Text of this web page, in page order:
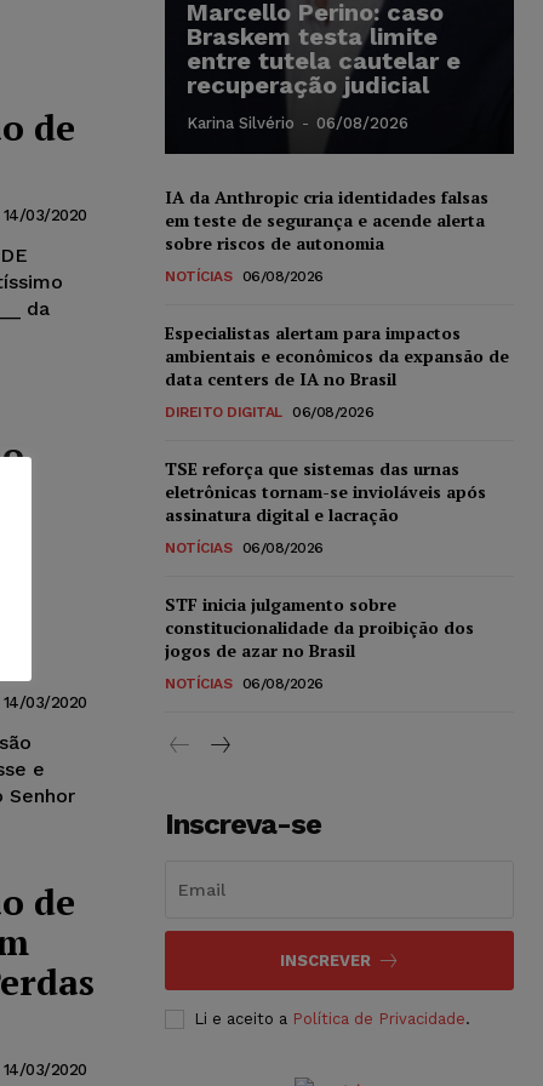
de
14/03/2020
da
14/03/2020
e
Senhor
de
14/03/2020
Marcello Perino: caso
Braskem testa limite
entre tutela cautelar e
recuperação judicial
Karina Silvério - 06/08/2026
IA da Anthropic cria identidades falsas
em teste de segurança e acende alerta
sobre riscos de autonomia
NOTÍCIAS 06/08/2026
Especialistas alertam para impactos
ambientais e econômicos da expansão de
data centers de IA no Brasil
DIREITO DIGITAL 06/08/2026
TSE reforça que sistemas das urnas
eletrônicas tornam-se invioláveis após
assinatura digital e lacração
NOTÍCIAS 06/08/2026
STF inicia julgamento sobre
constitucionalidade da proibição dos
jogos de azar no Brasil
NOTÍCIAS 06/08/2026
Inscreva-se
INSCREVER
Li e aceito a Política de Privacidade.